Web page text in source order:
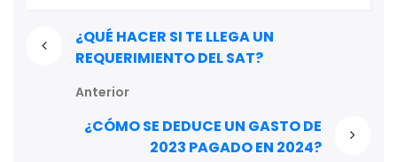
¿QUÉ HACER SI TE LLEGA UN
REQUERIMIENTO DEL SAT?
Anterior
¿CÓMO SE DEDUCE UN GASTO DE
2023 PAGADO EN 2024?